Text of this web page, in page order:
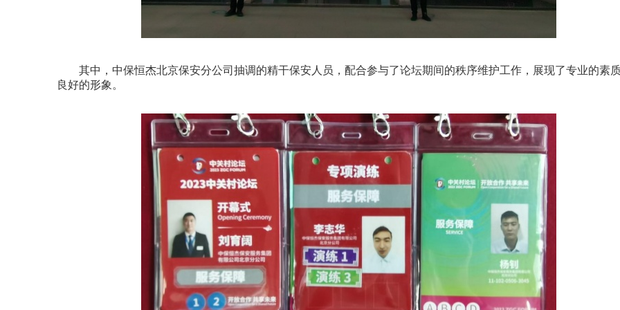
其中，中保恒杰北京保安分公司抽调的精干保安人员，配合参与了论坛期间的秩序维护工作，展现了专业的素
良好的形象。